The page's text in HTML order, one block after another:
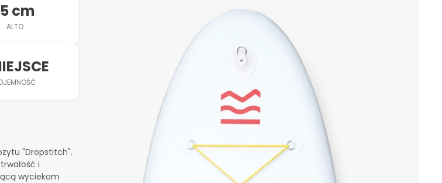
cm
ALTO
"Dropstitch".
i
wyciekom